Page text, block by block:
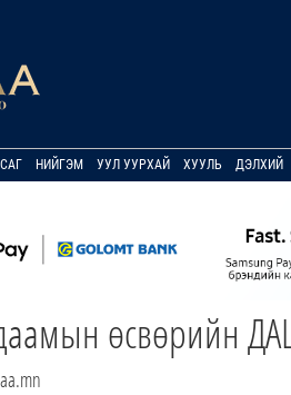
НИЙГЭМ УУЛ УУРХАЙ ХУУЛЬ ДЭЛХИЙ
өсвөрийн